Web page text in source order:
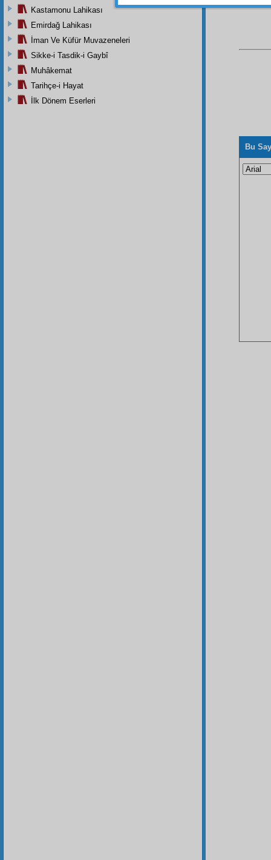
Bu
Kastamonu Lahikası
Emirdağ Lahikası
İman Ve Küfür Muvazeneleri
Sikke-i Tasdik-i Gaybî
Muhâkemat
Tarihçe-i Hayat
İlk Dönem Eserleri